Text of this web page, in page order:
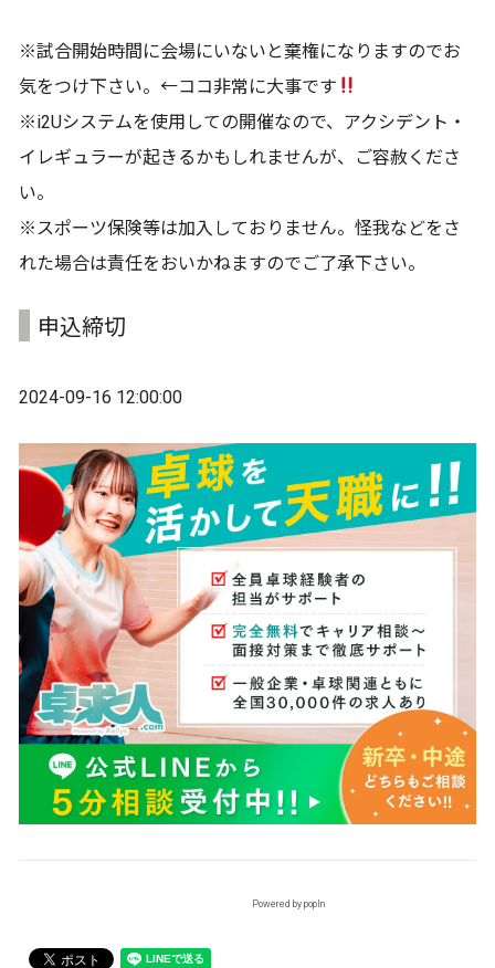
※試合開始時間に会場にいないと棄権になりますのでお
気をつけ下さい。←ココ非常に大事です
※i2Uシステムを使用しての開催なので、アクシデント・
イレギュラーが起きるかもしれませんが、ご容赦くださ
い。
※スポーツ保険等は加入しておりません。怪我などをさ
れた場合は責任をおいかねますのでご了承下さい。
申込締切
2024-09-16 12:00:00
Powered by popIn